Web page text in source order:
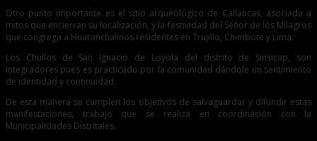
Otro punto importante es el sitio arqueológico de Callancas, asociada a
mitos que encierran su localización, y la festividad del Señor de los Milagros
que congrega a Huaranchalinos residentes en Trujillo, Chimbote y Lima.
Los Chullos de San Ignacio de Loyola del distrito de Sinsicap, son
integradores pues es practicado por la comunidad dándole un sentimiento
de identidad y continuidad.
De esta manera se cumplen los objetivos de salvaguardar y difundir estas
manifestaciones, trabajo que se realiza en coordinación con la
Municipalidades Distritales.